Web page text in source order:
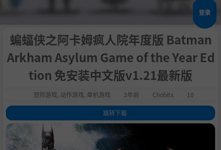
登录
蝙蝠侠之阿卡姆疯人院年度版 Batman
Arkham Asylum Game of the Year Ed
tion 免安装中文版v1.21最新版
冒险游戏 动作游戏 单机游戏 3年前 Chobits 10
跳转下载
1 关于这款游戏
2.系统需求